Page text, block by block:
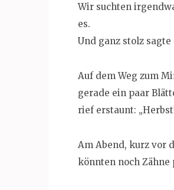
Wir suchten
es.
Und ganz stolz
Auf dem Weg zum
gerade ein paar
rief erstaunt:
Am Abend, kurz vor
könnten noch Zähne